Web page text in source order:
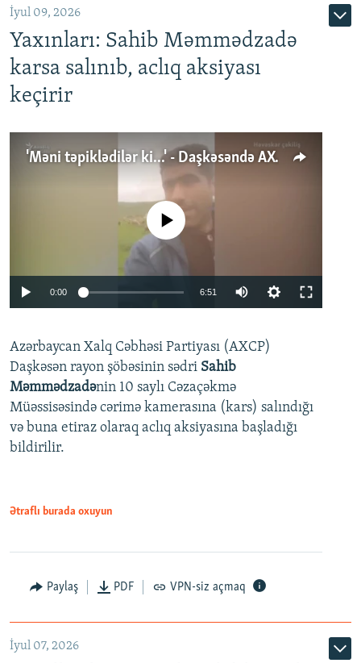
İyul 09, 2026
Yaxınları: Sahib Məmmədzadə
karsa salınıb, aclıq aksiyası
keçirir
'Məni təpiklədilər ki...' - Daşkəsəndə AXCP fəalının yaxınları onun həbsinə etiraz edirlər
Auto 240p 360p
720p 1080p
No media source currently available
0:00 6:51
360p
720p
1080p
Azərbaycan Xalq Cəbhəsi Partiyası (AXCP)
Daşkəsən rayon şöbəsinin sədri Sahib
Məmmədzadənin 10 saylı Cəzaçəkmə
Müəssisəsində cərimə kamerasına (kars) salındığı
və buna etiraz olaraq aclıq aksiyasına başladığı
bildirilir.
Ətraflı burada oxuyun
Paylaş PDF VPN-siz açmaq
İyul 07, 2026